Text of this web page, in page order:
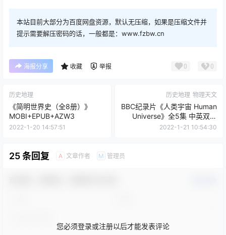
本站目前大部分为百度网盘资源，默认无压缩，如果是压缩文件并
提示需要解压密码的话，一般都是：www.fzbw.cn
海报分享 收藏 举报 0 0
历史地理
《简明世界史（全8册）》
MOBI+EPUB+AZW3
2022-1-20 14:57:51
历史地理 物理天文
BBC纪录片《人类宇宙 Human
Universe》全5集 中英双字
720P高清纪录片
2022-1-21 10:54:30
25 条回复 A 文章作者 M 管理员
您必须登录或注册以后才能发表评论